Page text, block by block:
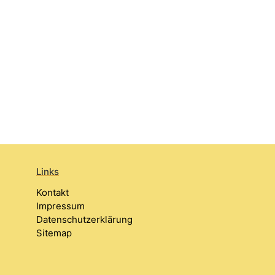
Links
Kontakt
Impressum
Datenschutzerklärung
Sitemap